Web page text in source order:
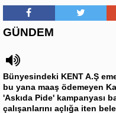
GÜNDEM
Bünyesindeki KENT A.Ş
bu yana maaş ödemeyen
'Askıda Pide' kampanyası
çalışanlarını açlığa iten